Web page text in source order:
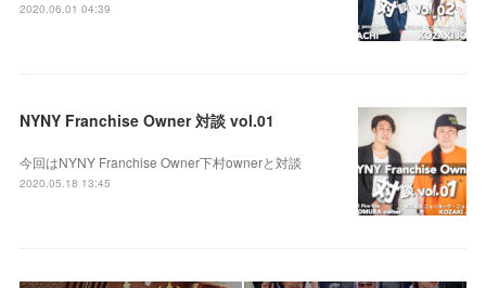
2020.06.01 04:39
NYNY Franchise Owner 対談 vol.01
今回はNYNY Franchise Owner下村ownerと対談
2020.05.18 13:45